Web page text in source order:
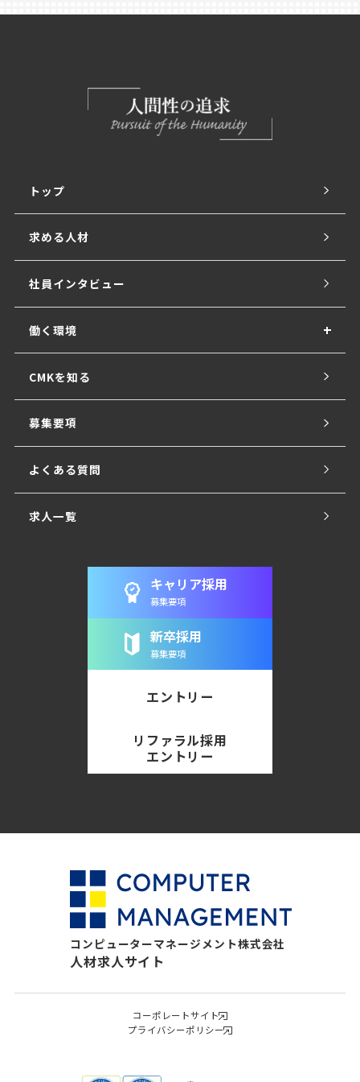
トップ
求める人材
社員インタビュー
働く環境
CMKを知る
募集要項
よくある質問
求人一覧
キャリア採用
募集要項
新卒採用
募集要項
エントリー
リファラル採用
エントリー
コンピューターマネージメント株式会社
人材求人サイト
コーポレートサイト
プライバシーポリシー